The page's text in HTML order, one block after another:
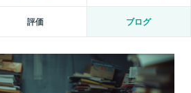
評価 ブログ